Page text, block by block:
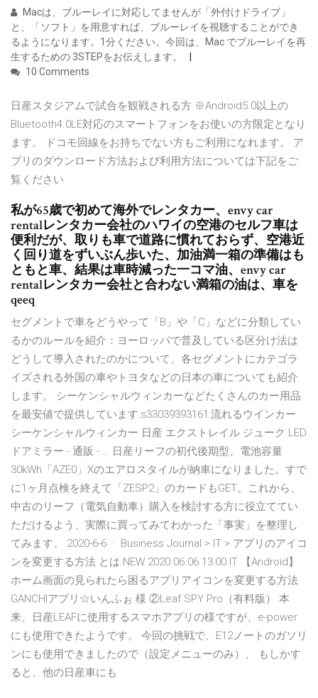
Macは、ブルーレイに対応してませんが「外付けドライブ」
と、「ソフト」を用意すれば、ブルーレイを視聴することができ
るようになります。1分ください。今回は、Mac でブルーレイを再
生するための 3STEPをお伝えします。
10 Comments
日産スタジアムで試合を観戦される方 ※Android5.0以上の
Bluetooth4.0LE対応のスマートフォンをお使いの方限定となり
ます。 ドコモ回線をお持ちでない方もご利用になれます。 ア
プリのダウンロード方法および利用方法については下記をご
覧ください
私が65歳で初めて海外でレンタカー、envy car
rentalレンタカー会社のハワイの空港のセルフ車は
便利だが、取りも車で道路に慣れておらず、空港近
く回り道をずいぶん歩いた、加油満一箱の準備はも
ともと車、結果は車時減った一コマ油、envy car
rentalレンタカー会社と合わない満箱の油は、車を
qeeq
セグメントで車をどうやって「B」や「C」などに分類してい
るかのルールを紹介：ヨーロッパで普及している区分け法は
どうして導入されたのかについて、各セグメントにカテゴラ
イズされる外国の車やトヨタなどの日本の車についても紹介
します。 シーケンシャルウィンカーなどたくさんのカー用品
を最安値で提供しています:s33039393161:流れるウインカー
シーケンシャルウィンカー 日産 エクストレイル ジューク LED
ドアミラー - 通販 - … 日産リーフの初代後期型、電池容量
30kWh「AZE0」Xのエアロスタイルが納車になりました。すで
に1ヶ月点検を終えて「ZESP2」のカードもGET。これから、
中古のリーフ（電気自動車）購入を検討する方に役立ててい
ただけるよう、実際に買ってみてわかった「事実」を整理し
てみます。 2020-6-6 · Business Journal > IT > アプリのアイコ
ンを変更する方法 とは NEW 2020.06.06 13:00 IT 【Android】
ホーム画面の見られたら困るアプリアイコンを変更する方法
GANCHIアプリ☆いんふぉ 様 ②Leaf SPY Pro（有料版） 本
来、日産LEAFに使用するスマホアプリの様ですが、e-power
にも使用できたようです。 今回の挑戦で、E12ノートのガソリ
ンにも使用できましたので（設定メニューのみ）、 もしかす
ると、他の日産車にも